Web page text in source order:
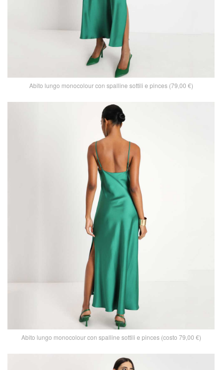
Abito lungo monocolour con spalline sottili e pinces (79,00 €)
Abito lungo monocolour con spalline sottili e pinces (costo 79,00 €)